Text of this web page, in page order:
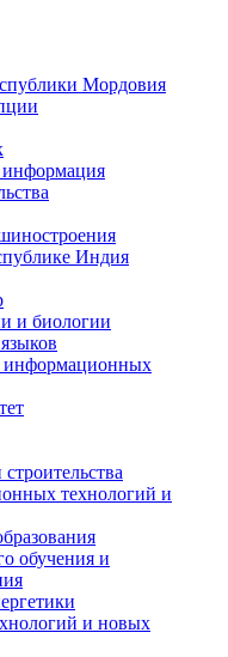
Мордовия
информация
Индия
и биологии
информационных
технологий и
обучения и
и новых